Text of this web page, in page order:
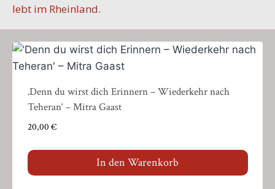
lebt im Rheinland.
‚Denn du wirst dich Erinnern – Wiederkehr nach
Teheran‘ – Mitra Gaast
20,00 €
In den Warenkorb